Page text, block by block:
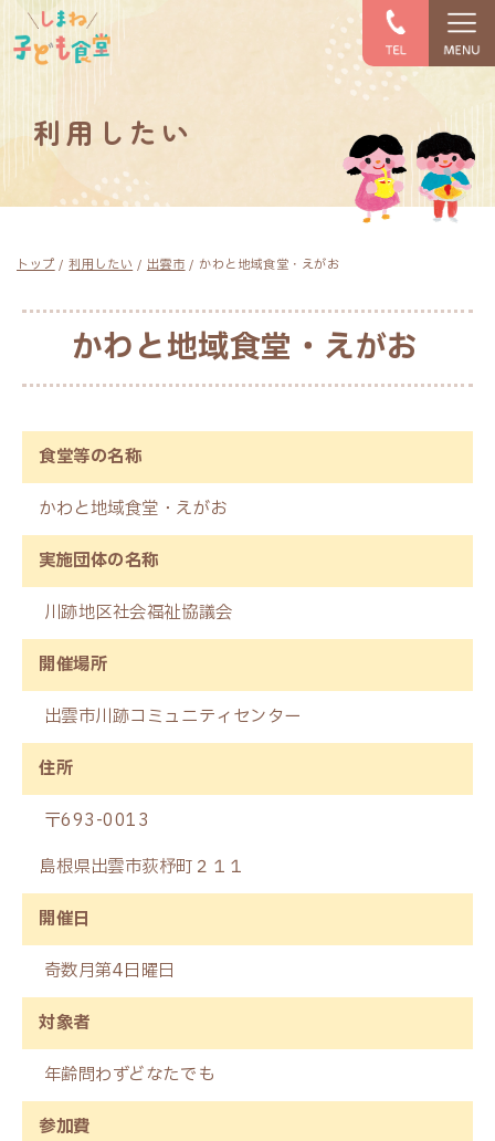
このページの本文へ
利用したい
現
の
トップ /利用したい / 出雲市 / かわと地域食堂・えがお
かわと地域食堂・えがお
食堂等の名称
かわと地域食堂・えがお
実施団体の名称
川跡地区社会福祉協議会
開催場所
出雲市川跡コミュニティセンター
住所
〒693-0013
島根県出雲市荻杼町２１１
開催日
奇数月第4日曜日
対象者
年齢問わずどなたでも
参加費